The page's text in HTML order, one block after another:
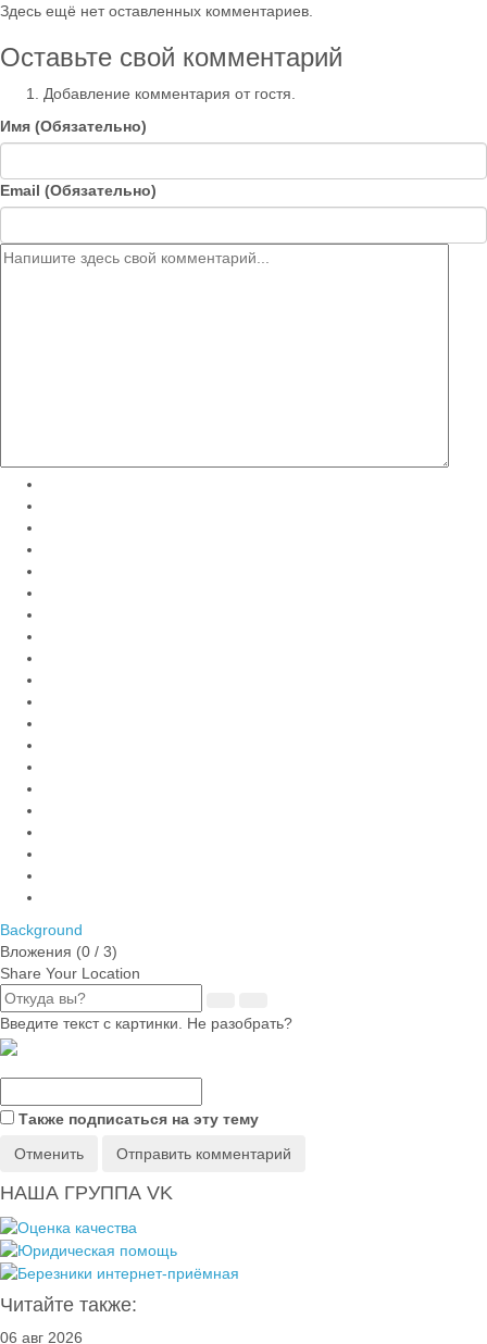
Здесь ещё нет оставленных комментариев.
Оставьте свой комментарий
Добавление комментария от гостя.
Имя (Обязательно)
Email (Обязательно)
Background
Вложения (0 / 3)
Share Your Location
Введите текст с картинки. Не разобрать?
Также подписаться на эту тему
Отменить
Отправить комментарий
НАША ГРУППА VK
Читайте также:
06 авг 2026